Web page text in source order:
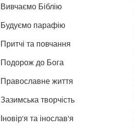
Вивчаємо Біблію
Будуємо парафію
Притчі та повчання
Подорож до Бога
Православне життя
Зазимська творчість
Іновір'я та інослав'я